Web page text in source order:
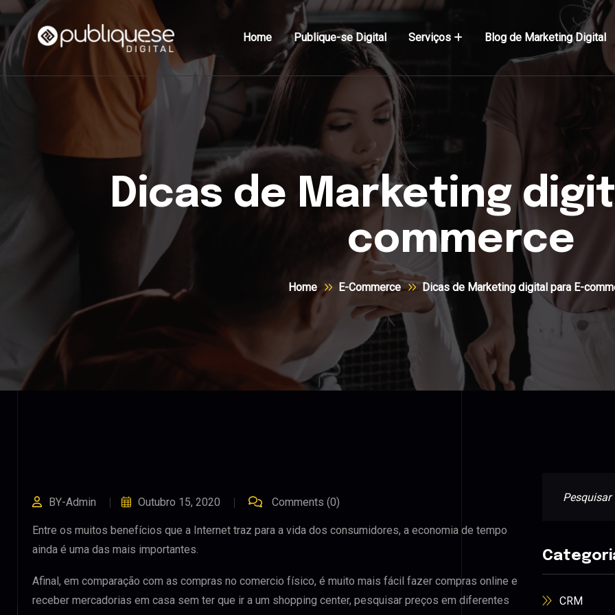
Home Publique-se Digital Serviços Blog de Marketing Digital
Dicas de Marketing
commerce
Home E-Commerce Dicas de Marketing digital para E-
BY-Admin Outubro 15, 2020 Comments (0)
Entre os muitos benefícios que a Internet traz para a vida dos consumidores, a economia de tempo
ainda é uma das mais importantes.
Afinal, em comparação com as compras no comercio físico, é muito mais fácil fazer compras online e
receber mercadorias em casa sem ter que ir a um shopping center, pesquisar preços em diferentes
CRM